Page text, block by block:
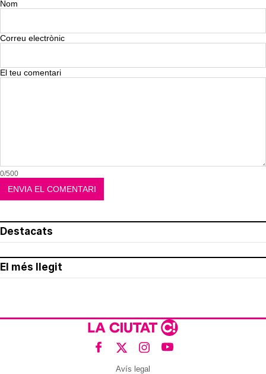
Nom
Correu electrònic
El teu comentari
0/500
Destacats
El més llegit
Avís legal